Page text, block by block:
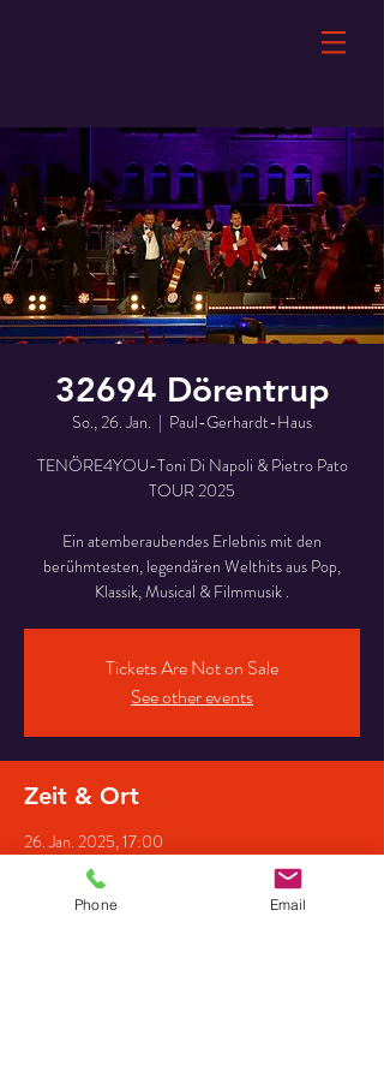
32694 Dörentrup
So., 26. Jan.
  |
Paul-Gerhardt-Haus
TENÖRE4YOU-Toni Di Napoli & Pietro Pato
TOUR 2025
Ein atemberaubendes Erlebnis mit den
berühmtesten, legendären Welthits aus Pop,
Klassik, Musical & Filmmusik .
Tickets Are Not on Sale
See other events
Zeit & Ort
26. Jan. 2025, 17:00
Paul-Gerhardt-Haus, Mittelstraße 40, 32694
Dörentrup, Deutschland
Phone Email